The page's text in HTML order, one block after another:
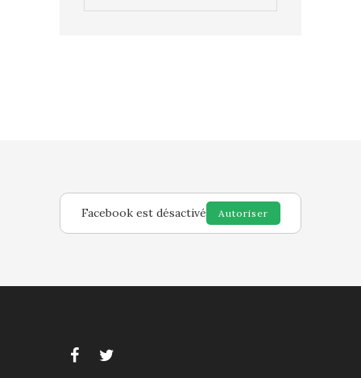
Facebook est désactivé Autoriser